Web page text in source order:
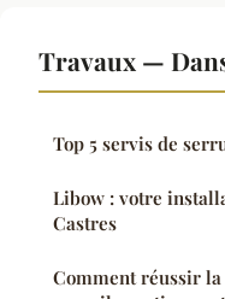
Travaux —
Top 5 servis de
Libow : votre
Castres
Comment réussir